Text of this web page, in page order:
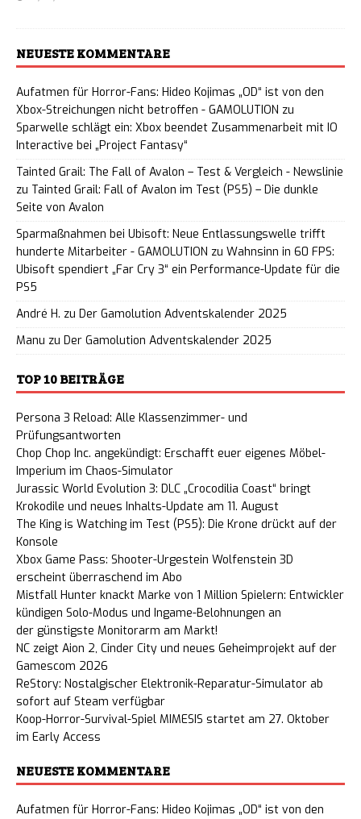
NEUESTE KOMMENTARE
Aufatmen für Horror-Fans: Hideo Kojimas „OD“ ist von den
Xbox-Streichungen nicht betroffen - GAMOLUTION zu
Sparwelle schlägt ein: Xbox beendet Zusammenarbeit mit IO
Interactive bei „Project Fantasy“
Tainted Grail: The Fall of Avalon – Test & Vergleich - Newslinie
zu Tainted Grail: Fall of Avalon im Test (PS5) – Die dunkle
Seite von Avalon
Sparmaßnahmen bei Ubisoft: Neue Entlassungswelle trifft
hunderte Mitarbeiter - GAMOLUTION zu Wahnsinn in 60 FPS:
Ubisoft spendiert „Far Cry 3“ ein Performance-Update für die
PS5
André H. zu Der Gamolution Adventskalender 2025
Manu zu Der Gamolution Adventskalender 2025
TOP 10 BEITRÄGE
Persona 3 Reload: Alle Klassenzimmer- und
Prüfungsantworten
Chop Chop Inc. angekündigt: Erschafft euer eigenes Möbel-
Imperium im Chaos-Simulator
Jurassic World Evolution 3: DLC „Crocodilia Coast“ bringt
Krokodile und neues Inhalts-Update am 11. August
The King is Watching im Test (PS5): Die Krone drückt auf der
Konsole
Xbox Game Pass: Shooter-Urgestein Wolfenstein 3D
erscheint überraschend im Abo
Mistfall Hunter knackt Marke von 1 Million Spielern: Entwickler
kündigen Solo-Modus und Ingame-Belohnungen an
der günstigste Monitorarm am Markt!
NC zeigt Aion 2, Cinder City und neues Geheimprojekt auf der
Gamescom 2026
ReStory: Nostalgischer Elektronik-Reparatur-Simulator ab
sofort auf Steam verfügbar
Koop-Horror-Survival-Spiel MIMESIS startet am 27. Oktober
im Early Access
NEUESTE KOMMENTARE
Aufatmen für Horror-Fans: Hideo Kojimas „OD“ ist von den